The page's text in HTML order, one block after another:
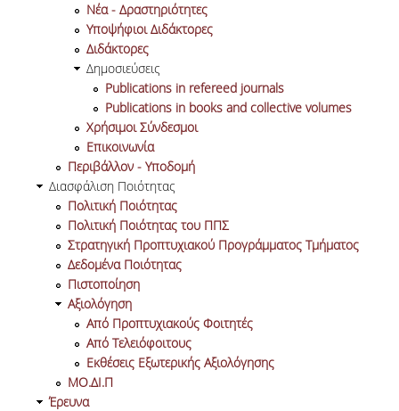
ΓΕΝΙΚΕΣ ΠΛΗΡΟΦΟΡΙΕΣ
ΟΔΗΓΙΕΣ ΓΙΑ ΤΗ ΣΥΜΜΕΤΟΧΗ
ΣΤΟ ΜΑΘΗΜΑ «ΣΕΜΙΝΑΡΙΟ ΚΑΙ
ΔΙΠΛΩΜΑΤΙΚΗ ΕΡΓΑΣΙΑ»
ΥΠΟΔΕΙΓΜΑΤΑ ΣΥΓΓΡΑΦΗΣ
ΔΙΠΛΩΜΑΤΙΚΩΝ ΕΡΓΑΣΙΩΝ
ΣΕΜΙΝΑΡΙΑ ΒΙΒΛΙΟΘΗΚΗΣ ΟΠΑ
ΓΙΑ ΤΗ ΔΙΠΛΩΜΑΤΙΚΗ ΕΡΓΑΣΙΑ
ΣΤΟ ΔΕΟΣ
ΠΡΑΚΤΙΚΗ ΑΣΚΗΣΗ
ΓΕΝΙΚΕΣ ΠΛΗΡΟΦΟΡΙΕΣ
ΟΡΟΙ, ΠΡΟΫΠΟΘΕΣΕΙΣ,
ΧΡΗΜΑΤΟΔΟΤΗΣΗ
Νέα - Δραστηριότητες
Υποψήφιοι Διδάκτορες
Διδάκτορες
Δημοσιεύσεις
Publications in refereed journals
Publications in books and collective volumes
Χρήσιμοι Σύνδεσμοι
Επικοινωνία
Περιβάλλον - Υποδομή
Διασφάλιση Ποιότητας
Πολιτική Ποιότητας
Πολιτική Ποιότητας του ΠΠΣ
Στρατηγική Προπτυχιακού Προγράμματος Τμήματος
Δεδομένα Ποιότητας
Πιστοποίηση
Αξιολόγηση
Από Προπτυχιακούς Φοιτητές
Από Τελειόφοιτους
Εκθέσεις Εξωτερικής Αξιολόγησης
ΜΟ.ΔΙ.Π
Έρευνα